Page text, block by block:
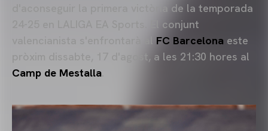
d'aconseguir la primera victòria de la temporada
24-25 en LALIGA EA Sports. El conjunt
FC Barcelona este
pròxim dissabte, 17 d'agost, a les 21:30 hores al
Camp de Mestalla